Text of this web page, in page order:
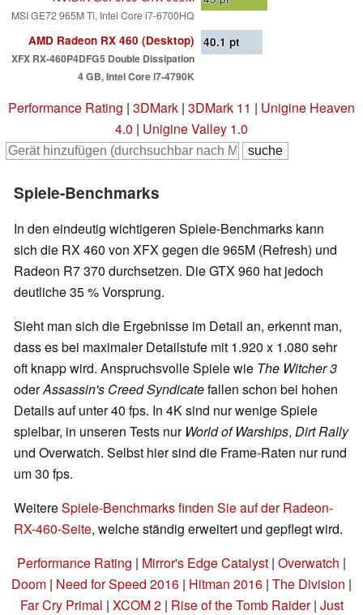
MSI GE72 965M Ti, Intel Core i7-6700HQ
AMD Radeon RX 460 (Desktop)
XFX RX-460P4DFG5 Double Dissipation
4 GB, Intel Core i7-4790K
40.1 pt
Performance Rating | 3DMark | 3DMark 11 | Unigine Heaven
4.0 | Unigine Valley 1.0
Spiele-Benchmarks
In den eindeutig wichtigeren Spiele-Benchmarks kann
sich die RX 460 von XFX gegen die 965M (Refresh) und
Radeon R7 370 durchsetzen. Die GTX 960 hat jedoch
deutliche 35 % Vorsprung.
Sieht man sich die Ergebnisse im Detail an, erkennt man,
dass es bei maximaler Detailstufe mit 1.920 x 1.080 sehr
oft knapp wird. Anspruchsvolle Spiele wie The Witcher 3
oderAssassin's Creed Syndicatefallen schon bei hohen
Details auf unter 40 fps. In 4K sind nur wenige Spiele
spielbar, in unseren Tests nur World of Warships, Dirt Rally
und Overwatch. Selbst hier sind die Frame-Raten nur rund
um 30 fps.
WeitereSpiele-Benchmarks finden Sie auf der Radeon-
RX-460-Seite, welche ständig erweitert und gepflegt wird.
Performance Rating | Mirror's Edge Catalyst | Overwatch |
Doom | Need for Speed 2016 | Hitman 2016 | The Division |
Far Cry Primal | XCOM 2| Rise of the Tomb Raider| Just